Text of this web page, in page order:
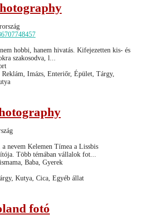
hobbi, hanem hivatás. Kifejezetten kis- és
szakosodva, l...
Imázs, Enteriőr, Épület, Tárgy,
nevem Kelemen Tímea a Lissbis
Több témában vállalok fot...
Baba, Gyerek
Kutya, Cica, Egyéb állat
fotó